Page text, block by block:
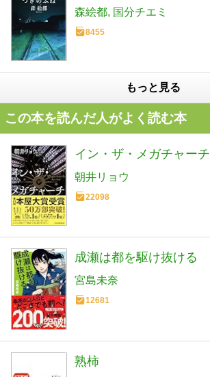
森絵都 国分チエミ
8455
もっと見る
この本を読んだ人がよく読む本
イン・ザ・メガチャーチ
朝井リョウ
22098
成瀬は都を駆け抜ける
宮島未奈
12681
熟柿